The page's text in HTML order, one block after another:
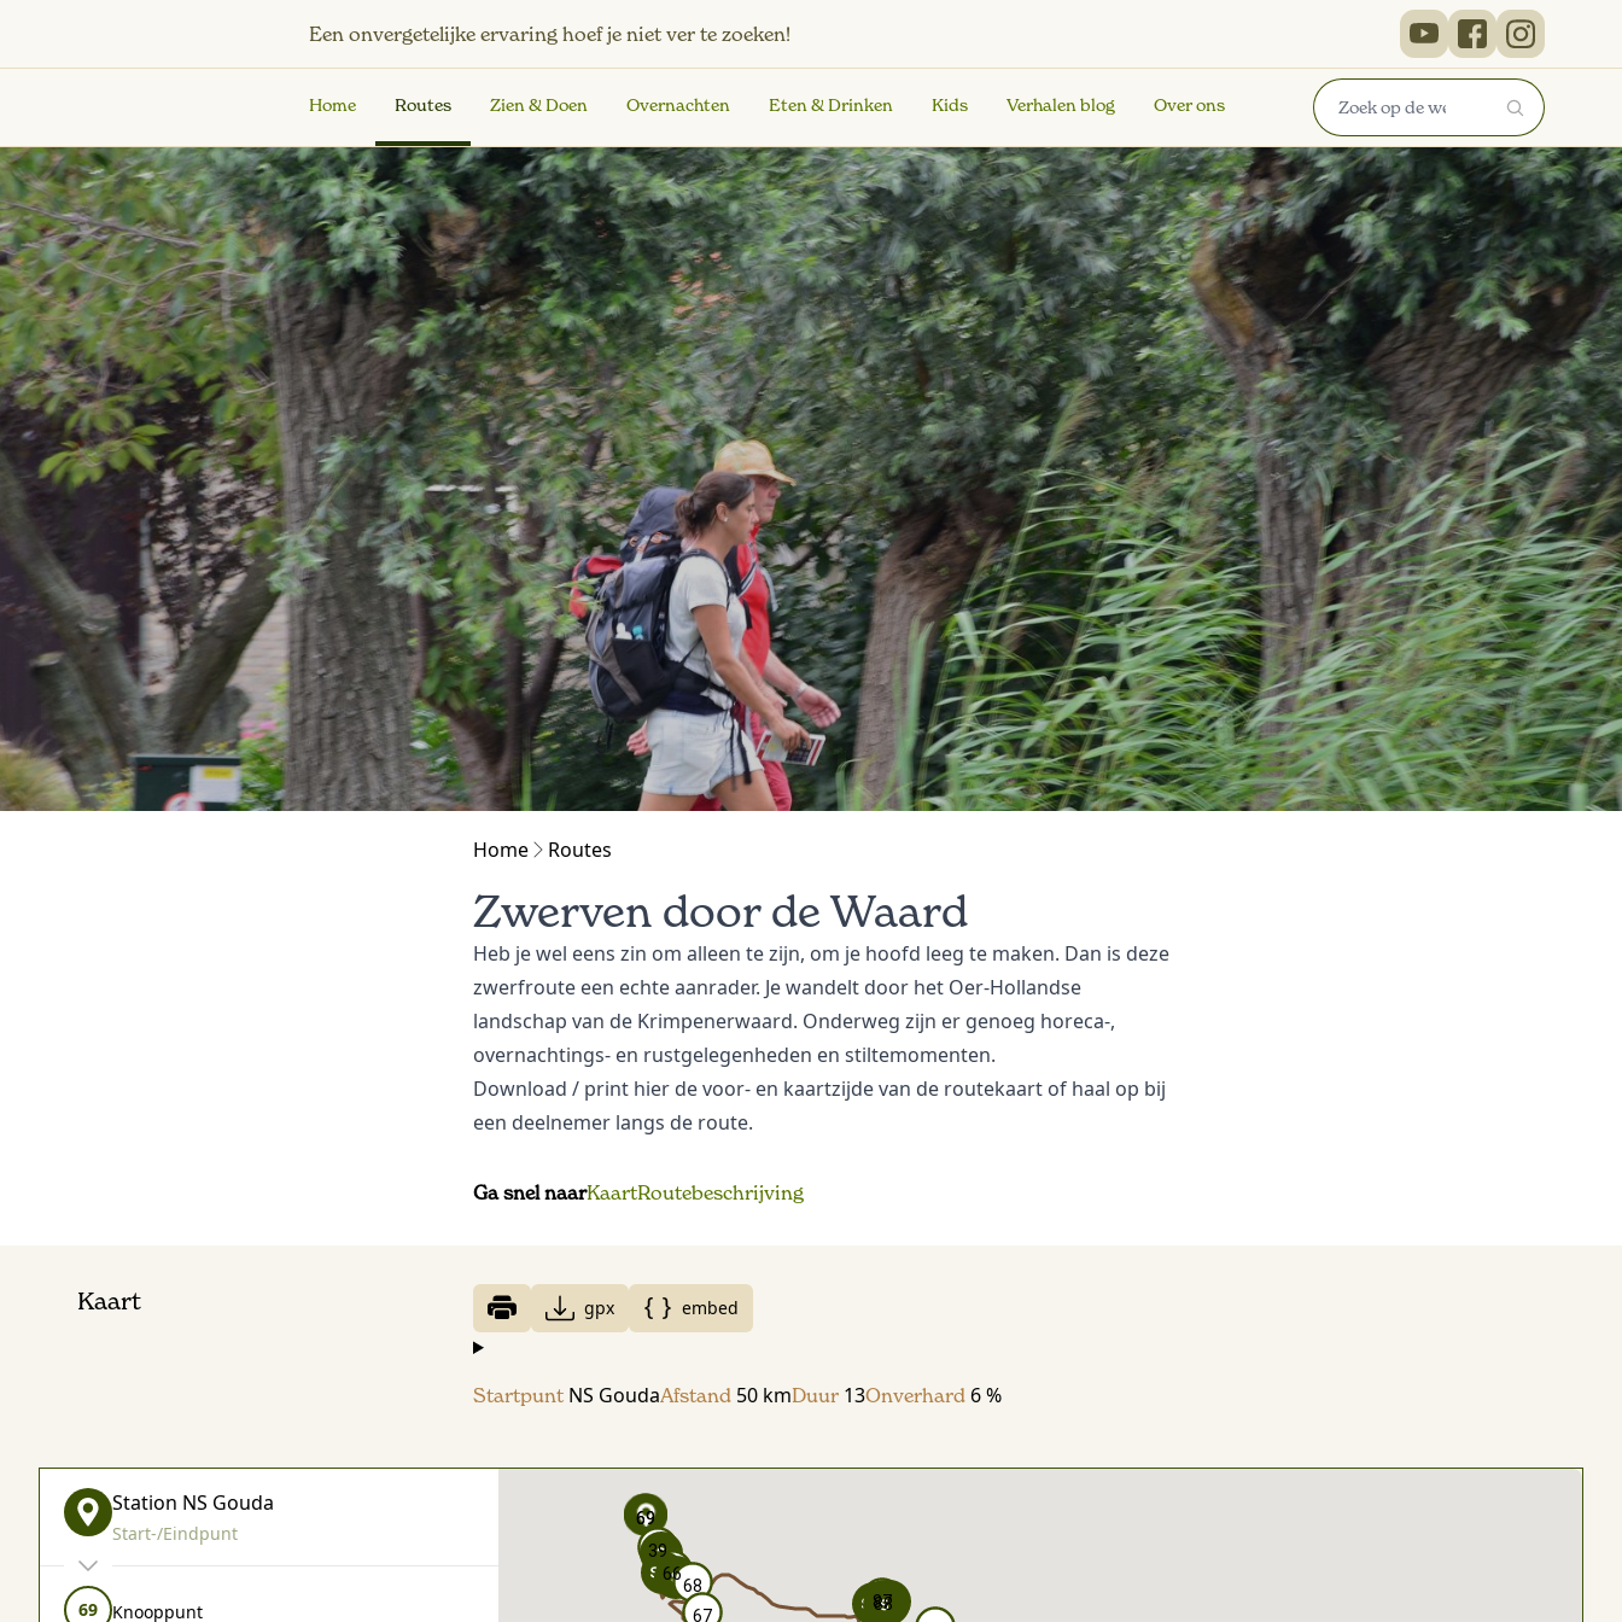
Een onvergetelijke ervaring hoef je niet ver te zoeken!
Home Routes Zien & Doen Overnachten Eten & Drinken Kids Verhalen blog Over ons
Home Routes
Zwerven door de Waard
Heb je wel eens zin om alleen te zijn, om je hoofd leeg te maken. Dan is deze
zwerfroute een echte aanrader. Je wandelt door het Oer-Hollandse
landschap van de Krimpenerwaard. Onderweg zijn er genoeg horeca-,
overnachtings- en rustgelegenheden en stiltemomenten.
Download / print hier de voor- en kaartzijde van de routekaart of haal op bij
een deelnemer langs de route.
Ga snel naarKaartRoutebeschrijving
Kaart gpx embed
StartpuntNS GoudaAfstand50 kmDuur13Onverhard6 %
Station NS Gouda
Start-/Eindpunt
69 Knooppunt
69
39
66
68
67
88
87
69
69
39
66
68
67
88
87
69